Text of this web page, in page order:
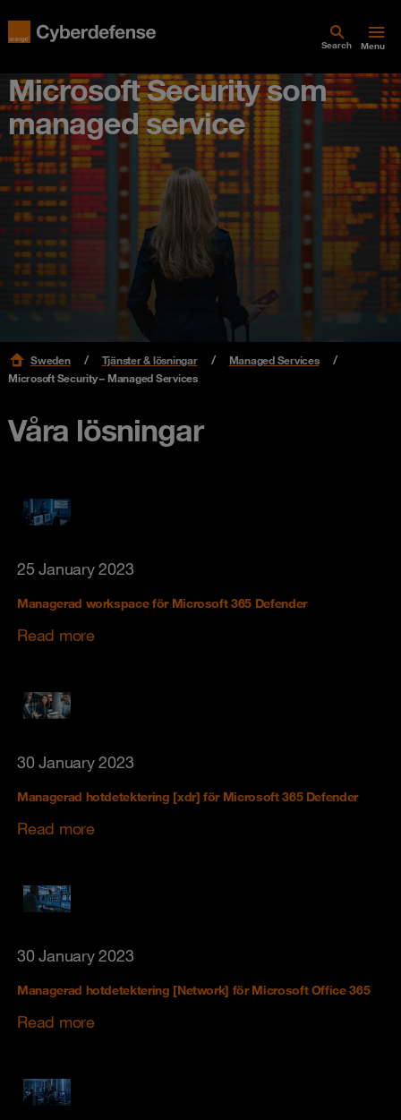
Search Menu
Microsoft Security som
managed service
Sweden Tjänster & lösningar
Managed Services
Microsoft Security – Managed Services
Våra lösningar
25 January 2023
Managerad workspace för Microsoft 365 Defender
Read more
30 January 2023
Managerad hotdetektering [xdr] för Microsoft 365 Defender
Read more
30 January 2023
Managerad hotdetektering [Network] för Microsoft Office 365
Read more